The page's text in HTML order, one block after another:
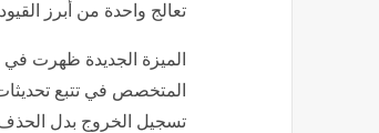
تعالج واحدة من أبرز
المتخصص في تتبع
تسجيل الخروج بدل الحذف